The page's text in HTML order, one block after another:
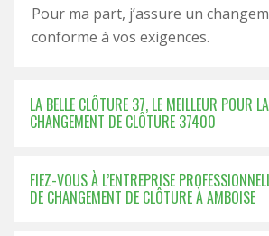
Pour ma part, j’assure un
conforme à vos exigences.
LA BELLE CLÔTURE 37, LE MEILLEUR POUR
CHANGEMENT DE CLÔTURE 37400
FIEZ-VOUS À L’ENTREPRISE
DE CHANGEMENT DE CLÔTURE À AMBOISE